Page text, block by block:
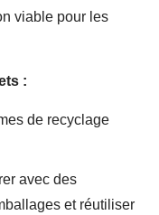
viable pour les
:
de recyclage
avec des
et réutiliser